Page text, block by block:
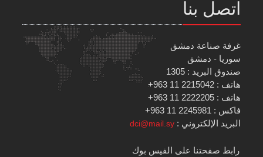
اتصل بنا
غرفة صناعة دمشق
سوريا - دمشق
صندوق البريد : 1305
هاتف : 2215042 11 963+
هاتف : 2222205 11 963+
فاكس : 2245981 11 963+
البريد الإلكتروني :dci@mail.sy
رابط صفحتنا على الفيس بوك